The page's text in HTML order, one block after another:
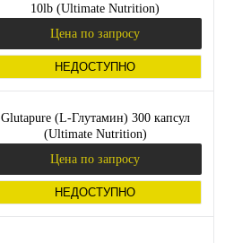
10lb (Ultimate Nutrition)
Цена по запросу
НЕДОСТУПНО
Glutapure (L-Глутамин) 300 капсул
(Ultimate Nutrition)
Цена по запросу
НЕДОСТУПНО